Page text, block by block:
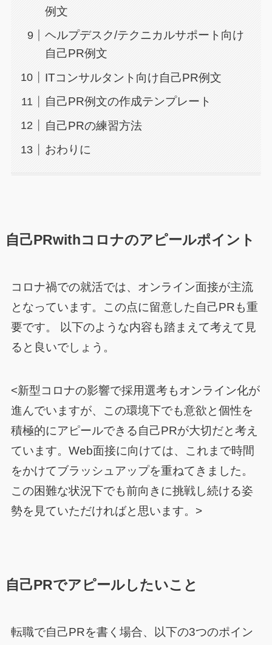
例文
ヘルプデスク/テクニカルサポート向け
自己PR例文
ITコンサルタント向け自己PR例文
自己PR例文の作成テンプレート
自己PRの練習方法
おわりに
自己PRwithコロナのアピールポイント
コロナ禍での就活では、オンライン面接が主流
となっています。この点に留意した自己PRも重
要です。 以下のような内容も踏まえて考えて見
ると良いでしょう。
<新型コロナの影響で採用選考もオンライン化が
進んでいますが、この環境下でも意欲と個性を
積極的にアピールできる自己PRが大切だと考え
ています。Web面接に向けては、これまで時間
をかけてブラッシュアップを重ねてきました。
この困難な状況下でも前向きに挑戦し続ける姿
勢を見ていただければと思います。>
自己PRでアピールしたいこと
転職で自己PRを書く場合、以下の3つのポイン